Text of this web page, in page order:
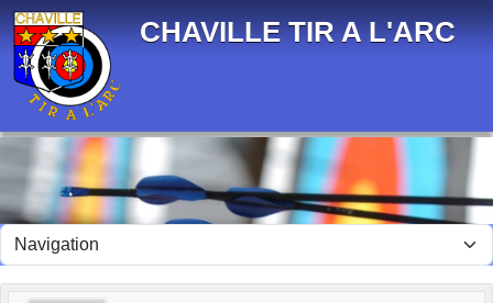
CHAVILLE TIR A L'ARC
Panneau de gestion des cookies